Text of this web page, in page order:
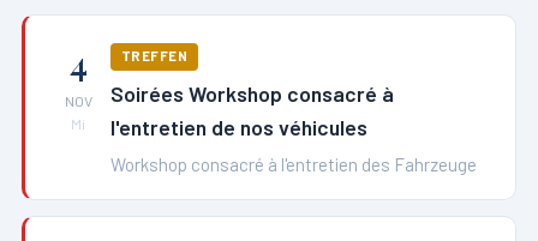
4
NOV
Mi
TREFFEN
Soirées Workshop consacré à
l'entretien de nos véhicules
Workshop consacré à l'entretien des Fahrzeuge